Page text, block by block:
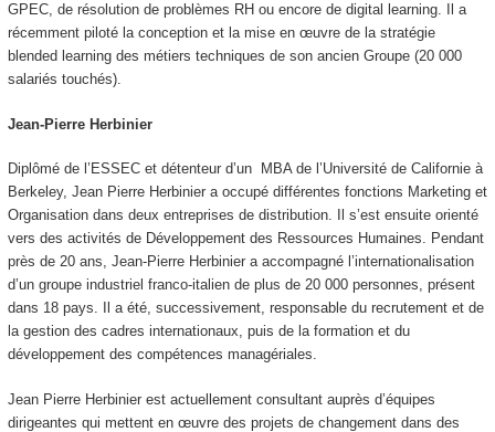
GPEC, de résolution de problèmes RH ou encore de digital learning. Il a
récemment piloté la conception et la mise en œuvre de la stratégie
blended learning des métiers techniques de son ancien Groupe (20 000
salariés touchés).
Jean-Pierre Herbinier
Diplômé de l’ESSEC et détenteur d’un MBA de l’Université de Californie à
Berkeley, Jean Pierre Herbinier a occupé différentes fonctions Marketing et
Organisation dans deux entreprises de distribution. Il s’est ensuite orienté
vers des activités de Développement des Ressources Humaines. Pendant
près de 20 ans, Jean-Pierre Herbinier a accompagné l’internationalisation
d’un groupe industriel franco-italien de plus de 20 000 personnes, présent
dans 18 pays. Il a été, successivement, responsable du recrutement et de
la gestion des cadres internationaux, puis de la formation et du
développement des compétences managériales.
Jean Pierre Herbinier est actuellement consultant auprès d’équipes
dirigeantes qui mettent en œuvre des projets de changement dans des